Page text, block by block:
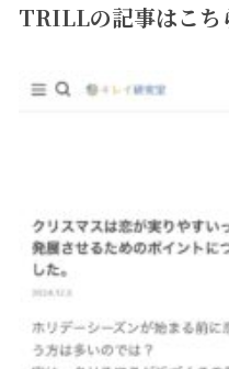
TRILLの記事はこち